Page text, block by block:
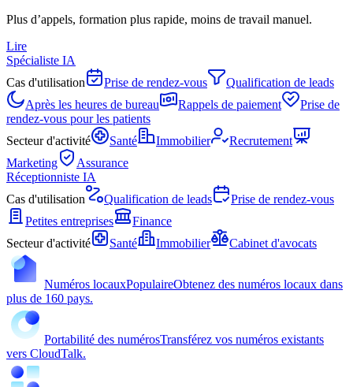
Plus d’appels, formation plus rapide, moins de travail manuel.
Lire
Spécialiste IA
Cas d'utilisation
Prise de rendez-vous
Qualification de leads
Après les heures de bureau
Rappels de paiement
Prise de
rendez-vous pour les patients
Secteur d'activité
Santé Immobilier
Recrutement
Marketing
Assurance
Réceptionniste IA
Cas d'utilisation
Qualification de leads
Prise de rendez-vous
Petites entreprises
Finance
Secteur d'activité
Santé Immobilier Cabinet d'avocats
Numéros locauxPopulaireObtenez des numéros locaux dans
plus de 160 pays.
Portabilité des numérosTransférez vos numéros existants
vers CloudTalk.